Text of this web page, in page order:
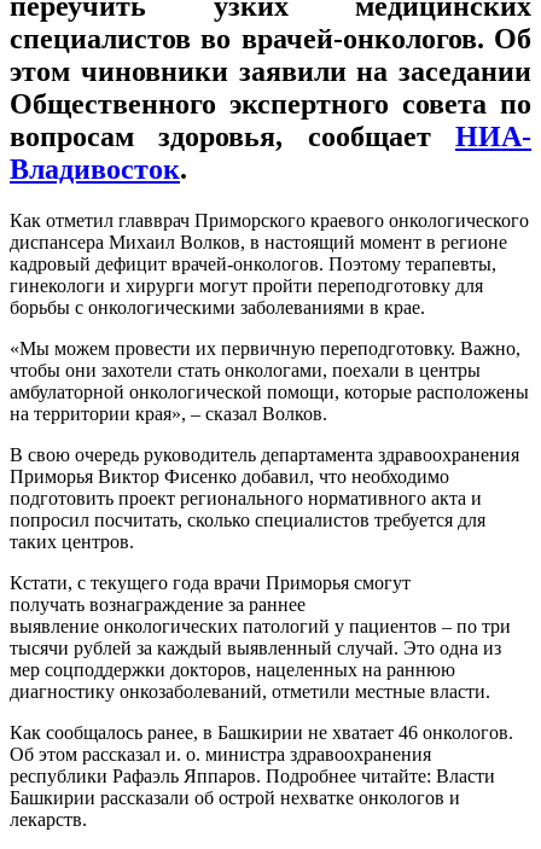
специалистов во врачей-онкологов. Об
этом чиновники заявили на заседании
Общественного экспертного совета по
вопросам здоровья, сообщает НИА-
Владивосток.
Как отметил главврач Приморского краевого онкологического
диспансера Михаил Волков, в настоящий момент в регионе
кадровый дефицит врачей-онкологов. Поэтому терапевты,
гинекологи и хирурги могут пройти переподготовку для
борьбы с онкологическими заболеваниями в крае.
«Мы можем провести их первичную переподготовку. Важно,
чтобы они захотели стать онкологами, поехали в центры
амбулаторной онкологической помощи, которые расположены
на территории края», – сказал Волков.
В свою очередь руководитель департамента здравоохранения
Приморья Виктор Фисенко добавил, что необходимо
подготовить проект регионального нормативного акта и
попросил посчитать, сколько специалистов требуется для
таких центров.
Кстати, с текущего года врачи Приморья смогут
получать вознаграждение за раннее
выявление онкологических патологий у пациентов – по три
тысячи рублей за каждый выявленный случай. Это одна из
мер соцподдержки докторов, нацеленных на раннюю
диагностику онкозаболеваний, отметили местные власти.
Как сообщалось ранее, в Башкирии не хватает 46 онкологов.
Об этом рассказал и. о. министра здравоохранения
республики Рафаэль Яппаров. Подробнее читайте: Власти
Башкирии рассказали об острой нехватке онкологов и
лекарств.